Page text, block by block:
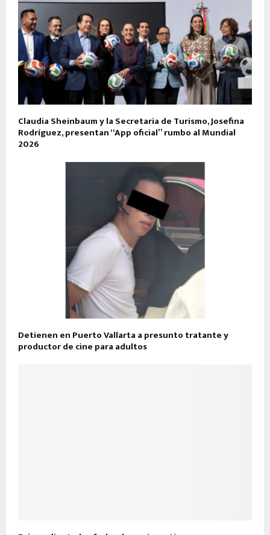
Claudia Sheinbaum y la Secretaria de Turismo, Josefina
Rodríguez, presentan “App oficial” rumbo al Mundial
2026
Detienen en Puerto Vallarta a presunto tratante y
productor de cine para adultos